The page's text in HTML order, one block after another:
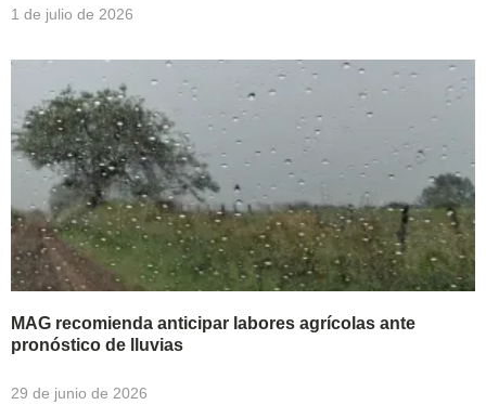
1 de julio de 2026
MAG recomienda anticipar labores agrícolas ante
pronóstico de lluvias
29 de junio de 2026